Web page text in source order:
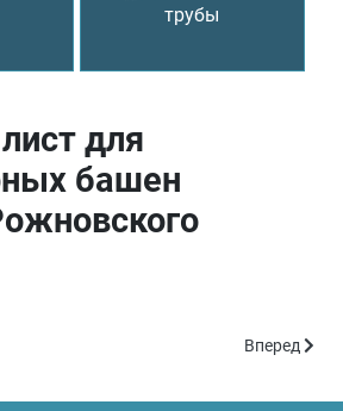
трубы
для
башен
лист для резервуаров Следующий:
Вперед